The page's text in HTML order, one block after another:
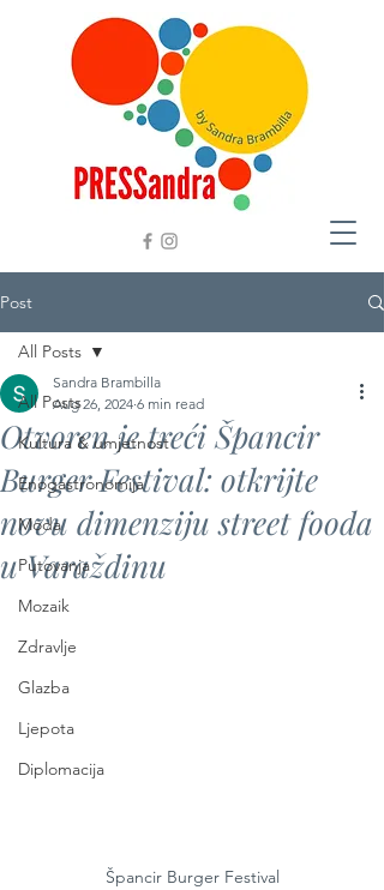
Post
All Posts
Kultura & umjetnost
Enogastronomija
Moda
Putovanja
Mozaik
Zdravlje
Glazba
Ljepota
Diplomacija
All Posts
Otvoren je treći Špancir
Burger Festival: otkrijte
novu dimenziju street fooda
u Varaždinu
Sandra Brambilla
Aug 26, 2024 6 min read
Špancir Burger Festival